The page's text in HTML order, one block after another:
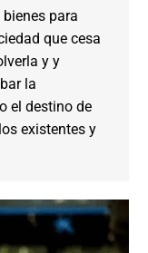
para
que cesa
y y
la
el destino de
existentes y